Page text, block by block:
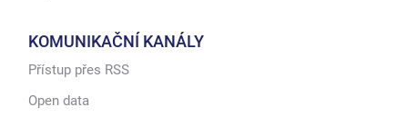
KOMUNIKAČNÍ KANÁLY
Přístup přes RSS
Open data